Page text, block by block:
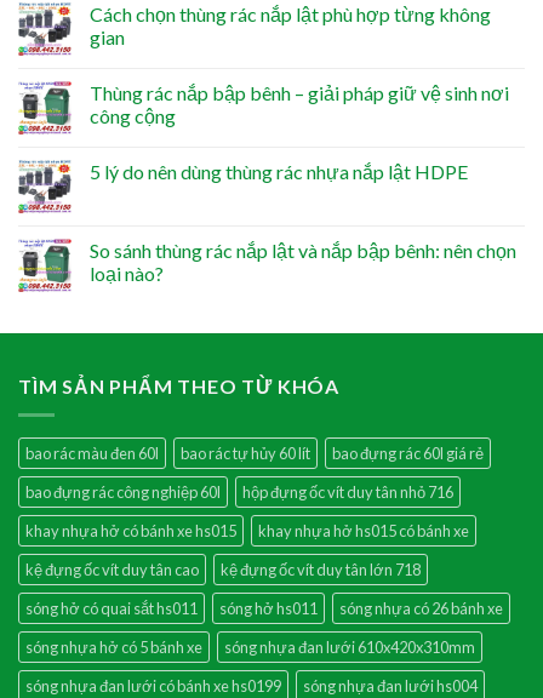
Cách chọn thùng rác nắp lật phù hợp từng không
gian
Thùng rác nắp bập bênh – giải pháp giữ vệ sinh nơi
công cộng
5 lý do nên dùng thùng rác nhựa nắp lật HDPE
So sánh thùng rác nắp lật và nắp bập bênh: nên chọn
loại nào?
TÌM SẢN PHẨM THEO TỪ KHÓA
bao rác màu đen 60l bao rác tự hủy 60 lít
bao đựng rác 60l giá rẻ
bao đựng rác công nghiệp 60l
hộp đựng ốc vít duy tân nhỏ 716
khay nhựa hở có bánh xe hs015
khay nhựa hở hs015 có bánh xe
kệ đựng ốc vít duy tân cao
kệ đựng ốc vít duy tân lớn 718
sóng hở có quai sắt hs011
sóng hở hs011
sóng nhựa có 26 bánh xe
sóng nhựa hở có 5 bánh xe
sóng nhựa đan lưới 610x420x310mm
sóng nhựa đan lưới có bánh xe hs0199
sóng nhựa đan lưới hs004